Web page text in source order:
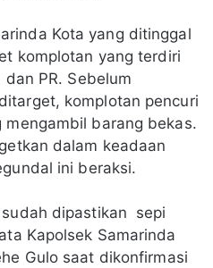
Kota yang ditinggal
komplotan yang terdiri
PR. Sebelum
komplotan pencuri
barang bekas.
dalam keadaan
ini beraksi.
sudah dipastikan sepi
Kapolsek Samarinda
Gulo saat dikonfirmasi